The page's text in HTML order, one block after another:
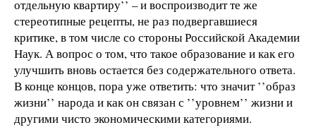
отдельную квартиру’’ – и воспроизводит те же
стереотипные рецепты, не раз подвергавшиеся
критике, в том числе со стороны Российской Академии
Наук. А вопрос о том, что такое образование и как его
улучшить вновь остается без содержательного ответа.
В конце концов, пора уже ответить: что значит ’’образ
жизни’’ народа и как он связан с ’’уровнем’’ жизни и
другими чисто экономическими категориями.